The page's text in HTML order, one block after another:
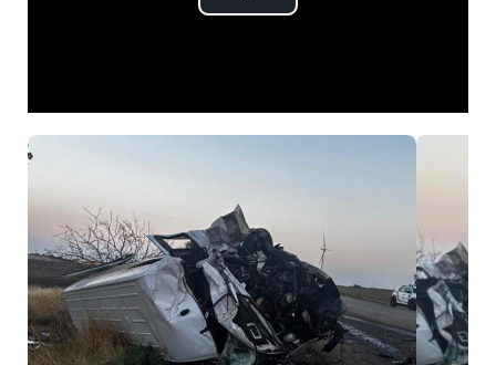
Play